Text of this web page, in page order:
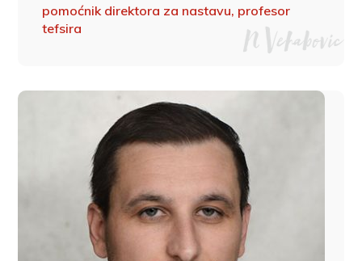
pomoćnik direktora za nastavu, profesor
tefsira